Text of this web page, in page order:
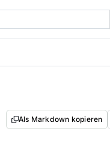
Als Markdown kopieren